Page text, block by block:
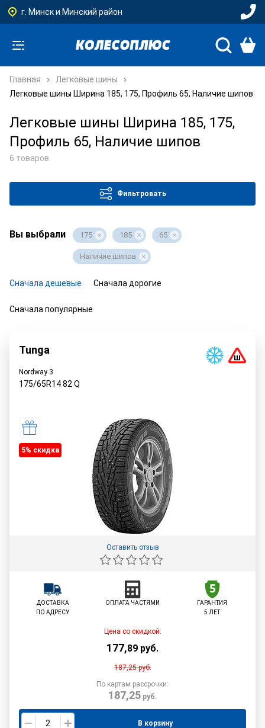
г. Минск и Минский район
Главная
Легковые шины
Легковые шины Ширина 185, 175, Профиль 65, Наличие шипов
Легковые шины Ширина 185, 175,
Профиль 65, Наличие шипов
6 товаров
Фильтровать
Вы выбрали 175 185 65
Наличие шипов
Сначала дешевые Сначала дорогие
Сначала популярные
Tunga
Nordway 3
175/65R1482 Q
5% cкидка
Оставить отзыв
ДОСТАВКА
ПО АДРЕСУ
ОПЛАТА ЧАСТЯМИ
ГАРАНТИЯ
5 ЛЕТ
Цена со скидкой:
177,89 руб.
187,25руб.
По картам рассрочки:
187,25руб.
В корзину